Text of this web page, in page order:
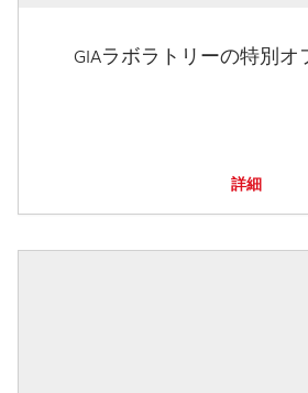
GIAラボラトリーの特別オ
詳細